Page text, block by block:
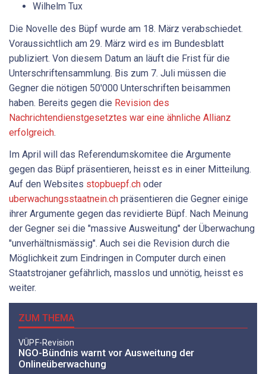
Wilhelm Tux
Die Novelle des Büpf wurde am 18. März verabschiedet.
Voraussichtlich am 29. März wird es im Bundesblatt
publiziert. Von diesem Datum an läuft die Frist für die
Unterschriftensammlung. Bis zum 7. Juli müssen die
Gegner die nötigen 50'000 Unterschriften beisammen
haben. Bereits gegen die Revision des
Nachrichtendienstgesetztes war eine ähnliche Allianz
erfolgreich.
Im April will das Referendumskomitee die Argumente
gegen das Büpf präsentieren, heisst es in einer Mitteilung.
Auf den Websites stopbuepf.ch oder
uberwachungsstaatnein.ch präsentieren die Gegner einige
ihrer Argumente gegen das revidierte Büpf. Nach Meinung
der Gegner sei die "massive Ausweitung" der Überwachung
"unverhältnismässig". Auch sei die Revision durch die
Möglichkeit zum Eindringen in Computer durch einen
Staatstrojaner gefährlich, masslos und unnötig, heisst es
weiter.
ZUM THEMA
VÜPF-Revision
NGO-Bündnis warnt vor Ausweitung der
Onlineüberwachung